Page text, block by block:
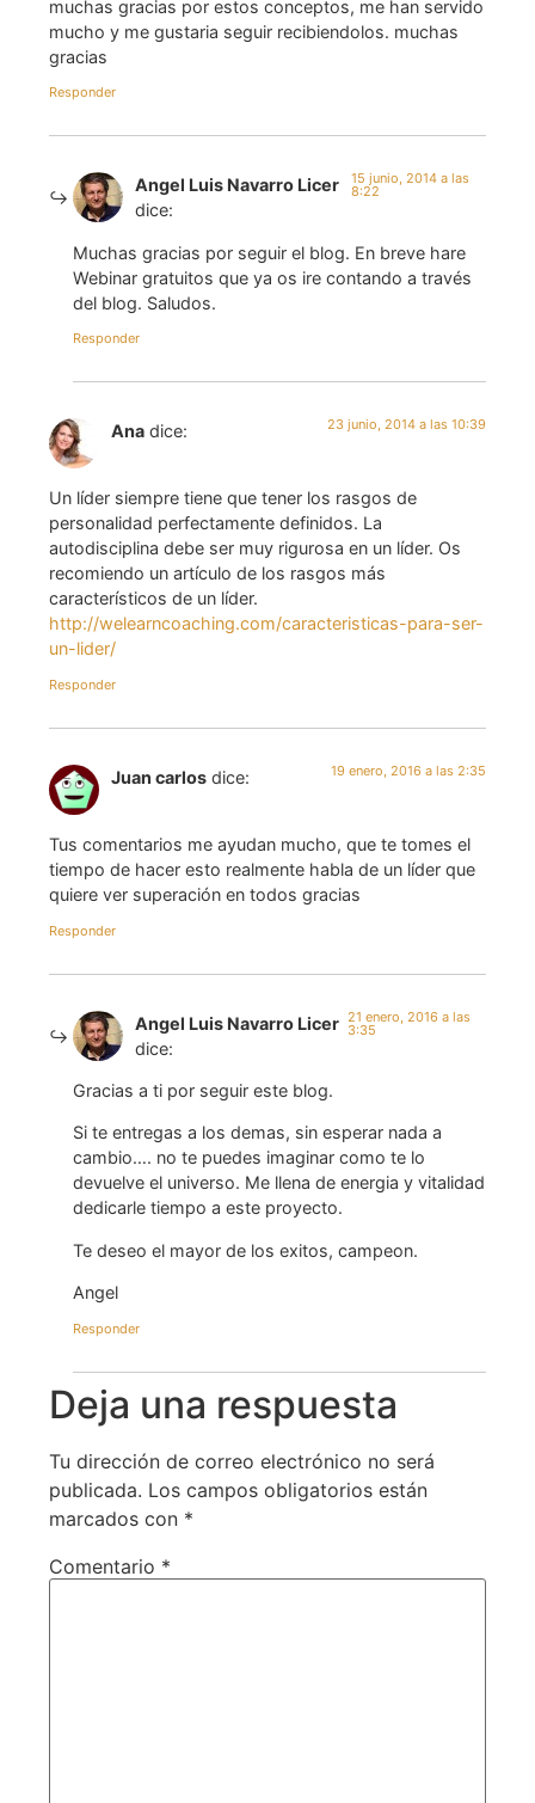
muchas gracias por estos conceptos, me han servido
mucho y me gustaria seguir recibiendolos. muchas
gracias
Responder
Angel Luis Navarro Licer
dice:
15 junio, 2014 a las
8:22
Muchas gracias por seguir el blog. En breve hare
Webinar gratuitos que ya os ire contando a través
del blog. Saludos.
Responder
Ana dice: 23 junio, 2014 a las 10:39
Un líder siempre tiene que tener los rasgos de
personalidad perfectamente definidos. La
autodisciplina debe ser muy rigurosa en un líder. Os
recomiendo un artículo de los rasgos más
característicos de un líder.
http://welearncoaching.com/caracteristicas-para-ser-
un-lider/
Responder
Juan carlos dice: 19 enero, 2016 a las 2:35
Tus comentarios me ayudan mucho, que te tomes el
tiempo de hacer esto realmente habla de un líder que
quiere ver superación en todos gracias
Responder
Angel Luis Navarro Licer
dice:
21 enero, 2016 a las
3:35
Gracias a ti por seguir este blog.
Si te entregas a los demas, sin esperar nada a
cambio…. no te puedes imaginar como te lo
devuelve el universo. Me llena de energia y vitalidad
dedicarle tiempo a este proyecto.
Te deseo el mayor de los exitos, campeon.
Angel
Responder
Deja una respuesta
Tu dirección de correo electrónico no será
publicada. Los campos obligatorios están
marcados con *
Comentario *